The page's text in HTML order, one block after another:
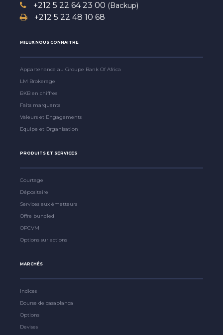
+212 5 22 64 23 00 (Backup)
+212 5 22 48 10 68
MIEUX NOUS CONNAITRE
Appartenance au Groupe Bank Of Africa
LM Brokerage
BKB en chiffres
Faits marquants
Valeurs et Engagements
Equipe et Organisation
PRODUITS ET SERVICES
Courtage
Dépositaire
Services aux émetteurs
Offre bundled
OPCVM
Options sur actions
MARCHÉS
Indices
Bourse de casablanca
Options
Devises